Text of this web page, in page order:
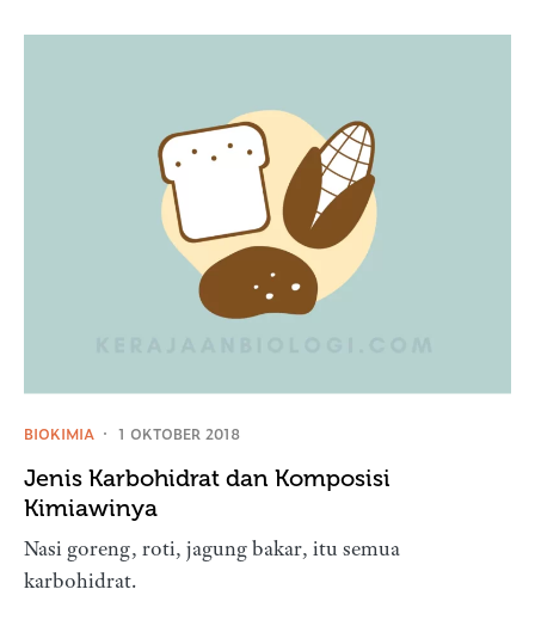
BIOKIMIA 1 OKTOBER 2018
Jenis Karbohidrat dan Komposisi
Kimiawinya
Nasi goreng, roti, jagung bakar, itu semua
karbohidrat.